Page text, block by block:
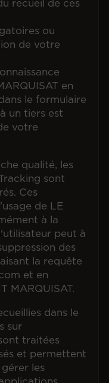
recueil de ces
ou
de votre
en
le formulaire
un tiers est
votre
qualité, les
sont
Ces
de LE
à la
peut à
des
la requête
et en
MARQUISAT.
dans le
sur
traitées
et permettent
gérer les